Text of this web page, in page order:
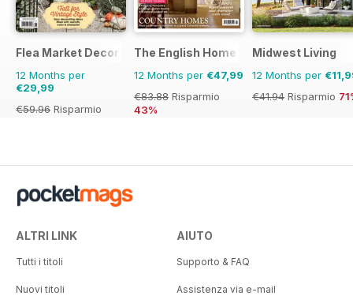
Flea Market Decor
12 Months per
€29,99
€59.96 Risparmio
The English Home
12 Months per €47,99
€83.88 Risparmio
43%
Midwest Living
12 Months per
€41.94 Risparmio
ALTRI LINK
Tutti i titoli
Nuovi titoli
AIUTO
Supporto & FAQ
Assistenza via e-mail